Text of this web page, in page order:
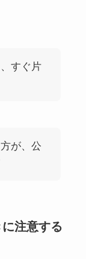
すぐ片
が、公
注意する